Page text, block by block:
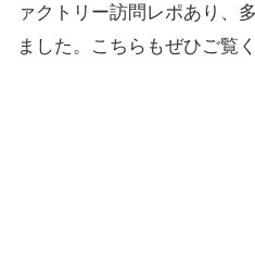
ァクトリー訪問レポあり、
ました。こちらもぜひご覧